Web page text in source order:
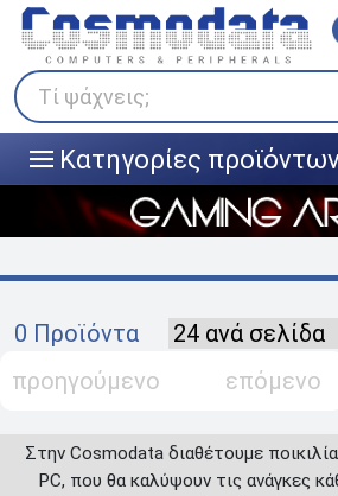
Τί ψάχνεις;
||| Κατηγορίες προϊόντων
Klarna
Πληρώστε σε 3
άτοκες δόσεις
0 Προϊόντα
προηγούμενο
επόμενο
Στην Cosmodata διαθέτουμε
PC, που θα καλύψουν τις ανάγκες